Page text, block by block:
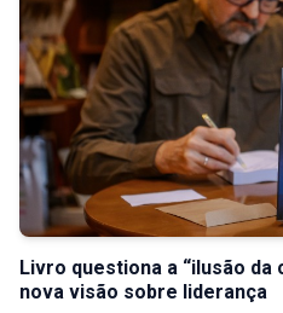
Livro questiona a “ilusão da
nova visão sobre liderança